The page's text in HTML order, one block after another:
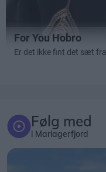
Følg med
i Mariagerfjord